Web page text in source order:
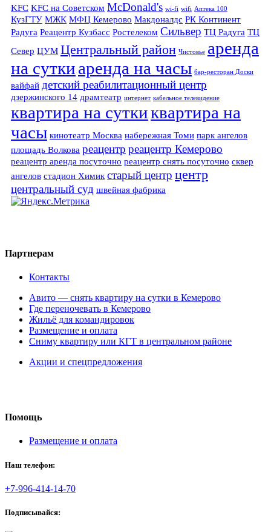
KFC KFC на Советском McDonald's wi-fi wifi Аптека 100
КузГТУ МЖК МФЦ Кемерово Макдоналдс РК Континент
Радуга Реацентр Кузбасс Ростелеком Сильвер ТЦ Радуга ТЦ
Север ЦУМ Центральный район Чистовье аренда
на суткиаренда на часы бар-ресторан Доски
вайфай детский реабилитационный центр
дзержинского 14 драмтеатр интернет кабельное телевидение
квартира на суткиквартира на
часы кинотеатр Москва набережная Томи парк ангелов
площадь Волкова реацентр реацентр Кемерово
реацентр аренда посуточно реацентр снять посуточно сквер
ангелов стадион Химик старый центр центр
центральный суд швейная фабрика
Партнерам
Контакты
Авито — снять квартиру на сутки в Кемерово
Где переночевать в Кемерово
Жильё для командировок
Размещение и оплата
Сниму квартиру или КГТ в центральном районе
Акции и спецпредложения
Помощь
Размещение и оплата
Наш телефон:
+7-996-414-14-70
Подписывайся: